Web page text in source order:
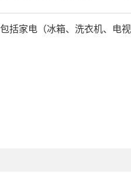
括家电（冰箱、洗衣机、电